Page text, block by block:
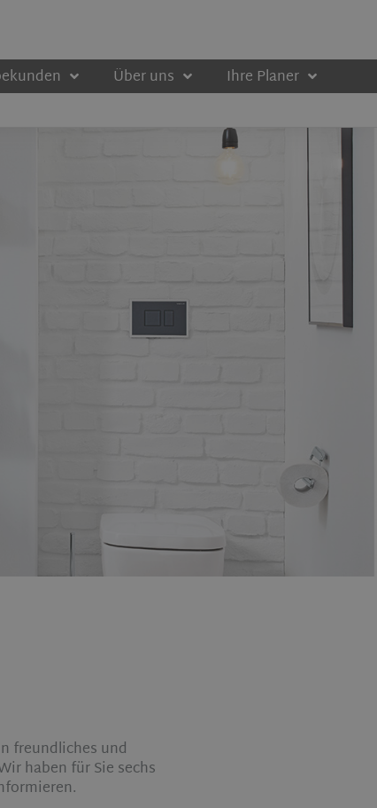
Über uns Ihre Planer
freundliches und
haben für Sie sechs